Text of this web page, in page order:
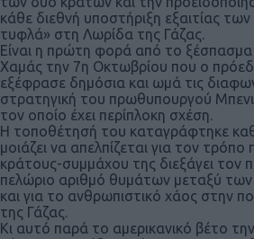
κάθε διεθνή υποστήριξη εξαιτίας
τυφλά» στη Λωρίδα της Γάζας.
Είναι η πρώτη φορά από το
Χαμάς την 7η Οκτωβρίου που ο
εξέφρασε δημόσια και ωμά τις
στρατηγική του πρωθυπουργού
τον οποίο έχει περίπλοκη σχέση.
Η τοποθέτησή του καταγράφτηκε
μοιάζει να απελπίζεται για τον
κράτους-συμμάχου της διεξάγει τον
πελώριο αριθμό θυμάτων μεταξύ των
και για το ανθρωπιστικό χάος στην
της Γάζας.
Κι αυτό παρά το αμερικανικό βέτο